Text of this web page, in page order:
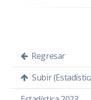
Regresar
Subir